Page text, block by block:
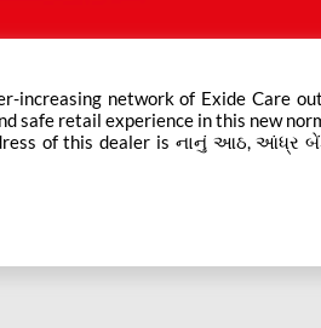
safe retail experience in this new
of this dealer is નાનું આઠ, આંધ્ર